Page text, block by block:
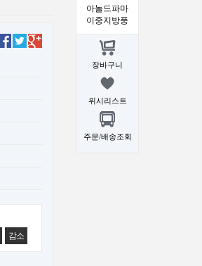
아놀드파마
이중지방풍
장바구니
위시리스트
주문/배송조회
감소